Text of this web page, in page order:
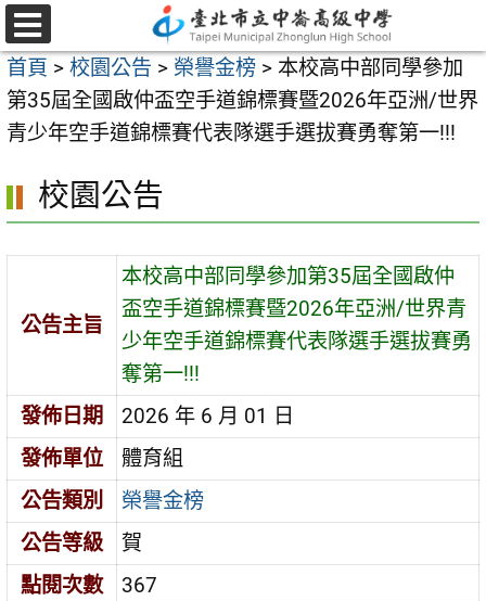
跳
至
主
要
內
區
選
單
首頁 > 校園公告 > 榮譽金榜 > 本校高中部同學參加
第35屆全國啟仲盃空⼿道錦標賽暨2026年亞洲/世界
青少年空⼿道錦標賽代表隊選⼿選拔賽勇奪第一!!!
校園公告
公告主旨
本校高中部同學參加第35屆全國啟仲
盃空⼿道錦標賽暨2026年亞洲/世界青
少年空⼿道錦標賽代表隊選⼿選拔賽勇
奪第一!!!
發佈日期
2026 年 6 月 01 日
發佈單位
體育組
公告類別
榮譽金榜
公告等級
賀
點閱次數
367